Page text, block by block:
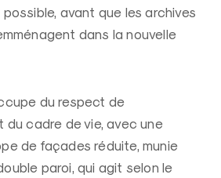
avant que les archives
dans la nouvelle
du respect de
du cadre de vie, avec une
de façades réduite, munie
paroi, qui agit selon le